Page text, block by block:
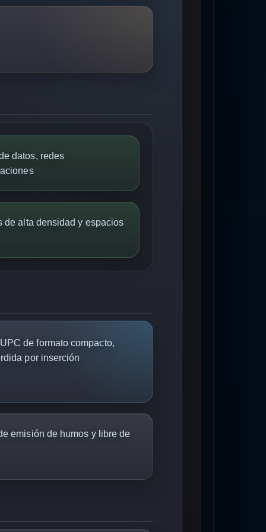
datos, redes
de alta densidad y espacios
de formato compacto,
por inserción
emisión de humos y libre de